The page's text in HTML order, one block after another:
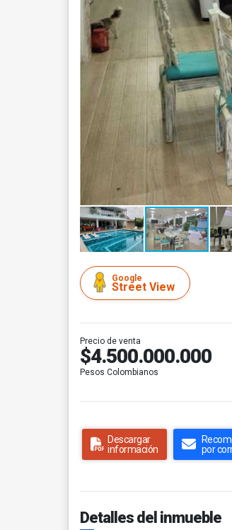
Google
Street View
Precio de venta
$4.500.000.000
Pesos Colombianos
Descargar
información
por
Detalles del inmueble